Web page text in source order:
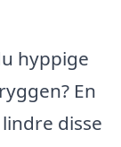
hyppige
En
disse